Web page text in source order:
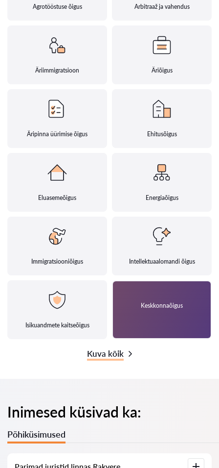
Agrotööstuse õigus Arbitraaž ja vahendus
Äriimmigratsioon Äriõigus
Äripinna üürimise õigus Ehitusõigus
Eluasemeõigus Energiaõigus
Immigratsiooniõigus Intellektuaalomandi õigus
Isikuandmete kaitseõigus
Keskkonnaõigus
Kuva kõik
Inimesed küsivad ka:
Põhiküsimused